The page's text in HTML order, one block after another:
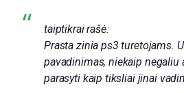
taiptikrai rašė:
Prasta zinia ps3 turetojams.
pavadinimas, niekaip negaliu
parasyti kaip tiksliai jinai